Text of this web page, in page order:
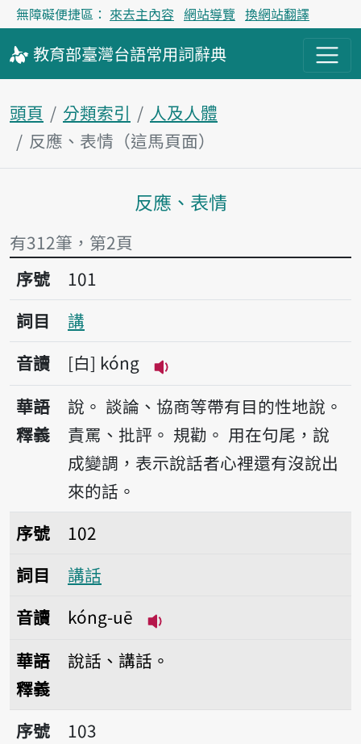
無障礙便捷區： 來去主內容 網站導覽 換網站翻譯
教育部臺灣台語常用詞辭典
頭頁 分類索引
人及人體
反應、表情（這馬頁面）
主內容區
反應、表情
有312筆，第2頁
序號101講
序號
101
詞目
講
音讀
白 kóng
播放音讀kóng
華語
釋義
說。 談論、協商等帶有目的性地說。
責罵、批評。 規勸。 用在句尾，說
成變調，表示說話者心裡還有沒說出
來的話。
序號102講話
序號
102
詞目
講話
音讀
kóng-uē
華語
釋義
說話、講話。
序號103鼾
序號
103